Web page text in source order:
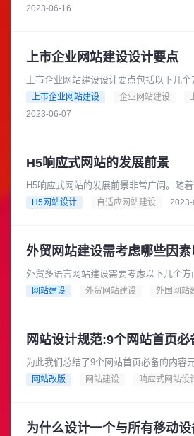
率，从而提供更好的用......
2023-06-16
上市企业网站建设设计要点
上市企业网站建设设计要点包括以下几
站应该设计清晰的结构，便于用户快速找
导航栏、面包屑导航等方式......
上市企业网站建设 企业网站建设
2023-06-07
H5响应式网站的发展前景
H5响应式网站的发展前景非常广阔。随
移动设备的普及，越来越多的用户选择使
H5网站设计 自适应网站建设
外贸多语言网站建设需要考虑以下几个
外贸多语言网站需要具备良好的设计和开
网站建设 外贸网站建设 外国网站
为此我们总结了9个网站首页必备的内容
网站是否都有落实。1.大标题你必须要在
网站改版 网站建设 响应式网站设